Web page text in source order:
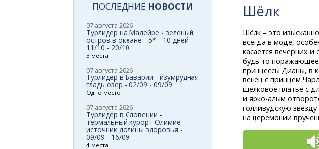
Шёлк
Шёлк – это
всегда в моде,
касается вечерних и
будь то
принцессы Дианы, в
венец с принцем
шёлковое платье с
и ярко-алым
голливудскую
на церемонии
ПОСЛЕДНИЕ НОВОСТИ
07 августа 2026
Турлидер на Мадейре - зеленый
остров в океане - 5* - 10 дней -
11/10 - 20/10
3 места
07 августа 2026
Турлидер в Баварии - изумрудная
гладь озер - 02/09 - 09/09
Одно место
07 августа 2026
Турлидер в Словении -
термальный курорт Олимие -
источник долины здоровья -
09/09 - 16/09
4 места